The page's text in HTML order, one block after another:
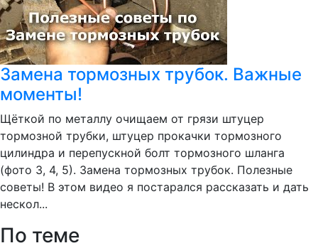
Замена тормозных трубок. Важные
моменты!
Щёткой по металлу очищаем от грязи штуцер
тормозной трубки, штуцер прокачки тормозного
цилиндра и перепускной болт тормозного шланга
(фото 3, 4, 5). Замена тормозных трубок. Полезные
советы! В этом видео я постарался рассказать и дать
нескол...
По теме